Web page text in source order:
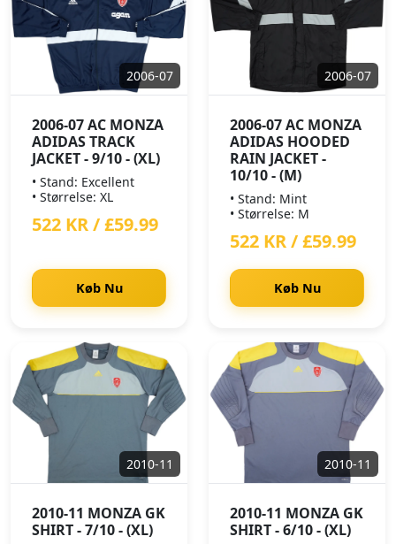
2006-07
2006-07 AC MONZA
ADIDAS TRACK
JACKET - 9/10 - (XL)
• Stand: Excellent
• Størrelse: XL
522 KR / £59.99
Køb Nu
2006-07
2006-07 AC MONZA
ADIDAS HOODED
RAIN JACKET -
10/10 - (M)
• Stand: Mint
• Størrelse: M
522 KR / £59.99
Køb Nu
2010-11
2010-11 MONZA GK
SHIRT - 7/10 - (XL)
2010-11
2010-11 MONZA GK
SHIRT - 6/10 - (XL)